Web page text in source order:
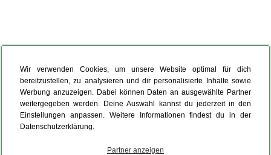
Wir verwenden Cookies, um unsere Website optimal für dich
bereitzustellen, zu analysieren und dir personalisierte Inhalte sowie
Werbung anzuzeigen. Dabei können Daten an ausgewählte Partner
weitergegeben werden. Deine Auswahl kannst du jederzeit in den
Einstellungen anpassen. Weitere Informationen findest du in der
Datenschutzerklärung.
Partner anzeigen